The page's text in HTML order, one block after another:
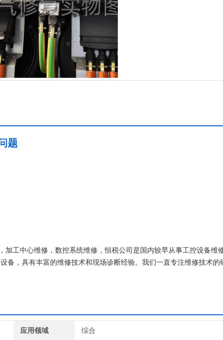
题
加工中心维修，数控系统维修，恒税公司是国内较早从事工控设备维
备，具有丰富的维修技术和现场诊断经验。我们一直专注维修技术的
应用领域 综合